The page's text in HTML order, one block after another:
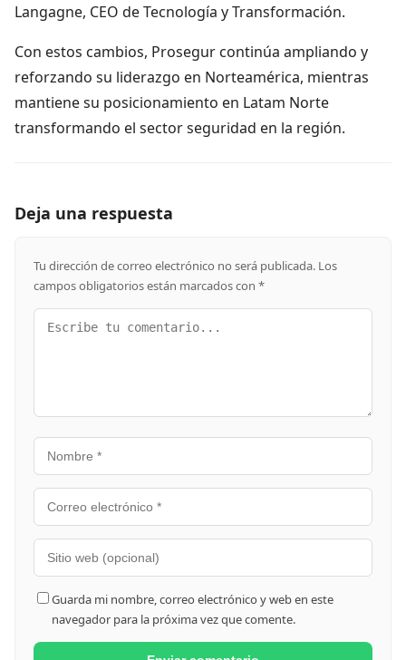
Langagne, CEO de Tecnología y Transformación.
Con estos cambios, Prosegur continúa ampliando y
reforzando su liderazgo en Norteamérica, mientras
mantiene su posicionamiento en Latam Norte
transformando el sector seguridad en la región.
Deja una respuesta
Tu dirección de correo electrónico no será publicada. Los
campos obligatorios están marcados con *
Guarda mi nombre, correo electrónico y web en este
navegador para la próxima vez que comente.